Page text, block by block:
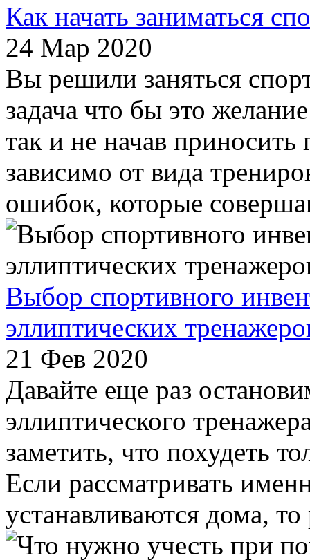
Как начать заниматься
24 Мар 2020
Вы решили заняться
задача что бы это
так и не начав
зависимо от вида
ошибок, которые
Выбор спортивного
эллиптических
21 Фев 2020
Давайте еще раз
эллиптического
заметить, что похудеть
Если рассматривать
устанавливаются дома,